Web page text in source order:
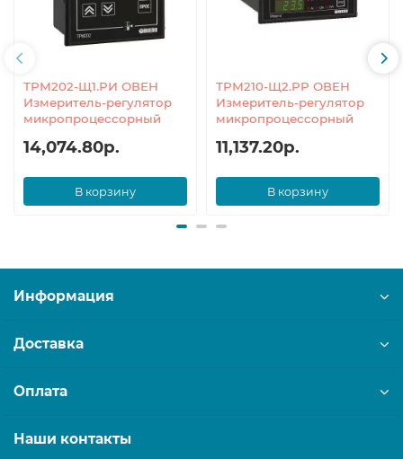
ТРМ202-Щ1.РИ ОВЕН
Измеритель-регулятор
микропроцессорный
14,074.80р.
В корзину
ТРМ210-Щ2.РР ОВЕН
Измеритель-регулятор
микропроцессорный
11,137.20р.
В корзину
Информация
Доставка
Оплата
Наши контакты